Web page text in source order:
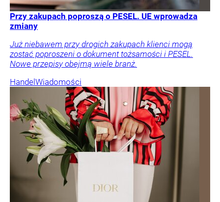
Przy zakupach poproszą o PESEL. UE wprowadza
zmiany
Już niebawem przy drogich zakupach klienci mogą
zostać poproszeni o dokument tożsamości i PESEL.
Nowe przepisy obejmą wiele branż.
Handel Wiadomości